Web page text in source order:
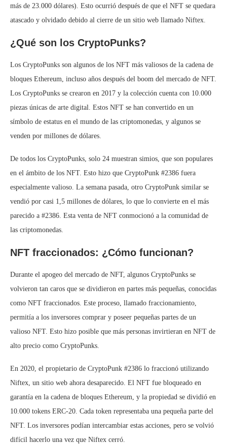
más de 23.000 dólares). Esto ocurrió después de que el NFT se quedara
atascado y olvidado debido al cierre de un sitio web llamado Niftex.
¿Qué son los CryptoPunks?
Los CryptoPunks son algunos de los NFT más valiosos de la cadena de
bloques Ethereum, incluso años después del boom del mercado de NFT.
Los CryptoPunks se crearon en 2017 y la colección cuenta con 10.000
piezas únicas de arte digital. Estos NFT se han convertido en un
símbolo de estatus en el mundo de las criptomonedas, y algunos se
venden por millones de dólares.
De todos los CryptoPunks, solo 24 muestran simios, que son populares
en el ámbito de los NFT. Esto hizo que CryptoPunk #2386 fuera
especialmente valioso. La semana pasada, otro CryptoPunk similar se
vendió por casi 1,5 millones de dólares, lo que lo convierte en el más
parecido a #2386. Esta venta de NFT conmocionó a la comunidad de
las criptomonedas.
NFT fraccionados: ¿Cómo funcionan?
Durante el apogeo del mercado de NFT, algunos CryptoPunks se
volvieron tan caros que se dividieron en partes más pequeñas, conocidas
como NFT fraccionados. Este proceso, llamado fraccionamiento,
permitía a los inversores comprar y poseer pequeñas partes de un
valioso NFT. Esto hizo posible que más personas invirtieran en NFT de
alto precio como CryptoPunks.
En 2020, el propietario de CryptoPunk #2386 lo fraccionó utilizando
Niftex, un sitio web ahora desaparecido. El NFT fue bloqueado en
garantía en la cadena de bloques Ethereum, y la propiedad se dividió en
10.000 tokens ERC-20. Cada token representaba una pequeña parte del
NFT. Los inversores podían intercambiar estas acciones, pero se volvió
difícil hacerlo una vez que Niftex cerró.